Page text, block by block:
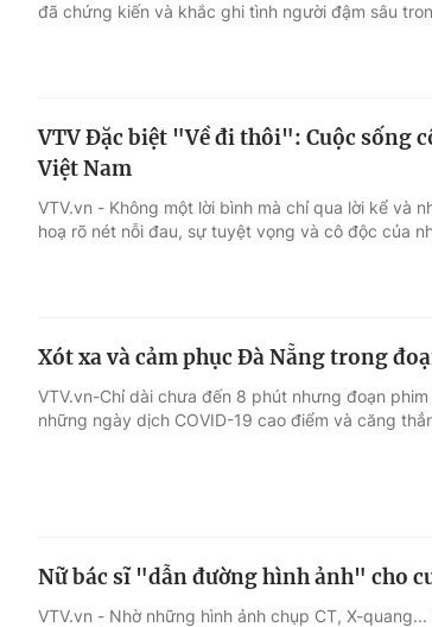
đã chứng kiến và khắc ghi tình người đậm sâu
VTV Đặc biệt "Về đi thôi": Cuộc sống
Việt Nam
VTV.vn - Không một lời bình mà chỉ qua lời kể và
hoạ rõ nét nỗi đau, sự tuyệt vọng và cô độc của
Xót xa và cảm phục Đà Nẵng trong
VTV.vn-Chỉ dài chưa đến 8 phút nhưng đoạn
những ngày dịch COVID-19 cao điểm và căng
Nữ bác sĩ "dẫn đường hình ảnh" cho
VTV.vn - Nhờ những hình ảnh chụp CT, X-